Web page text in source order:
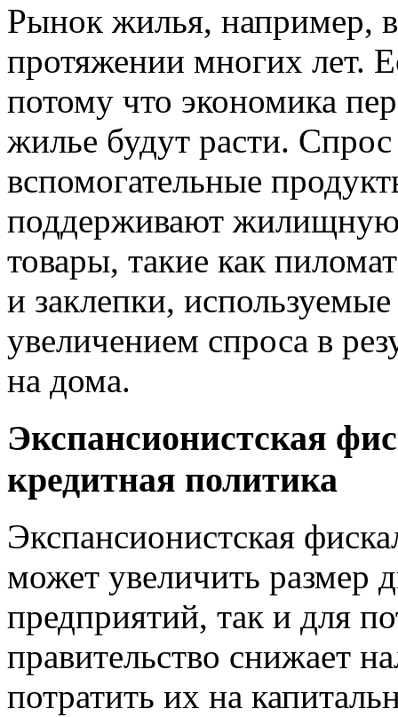
Рынок жилья, например,
протяжении многих лет.
потому что экономика
жилье будут расти.
вспомогательные
поддерживают жилищную
товары, такие как
и заклепки,
увеличением спроса в
на дома.
Экспансионистская
кредитная политика
Экспансионистская
может увеличить размер
предприятий, так и для
правительство снижает
потратить их на